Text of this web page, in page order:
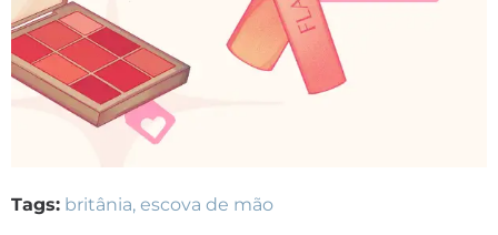
Tags: britânia, escova de mão